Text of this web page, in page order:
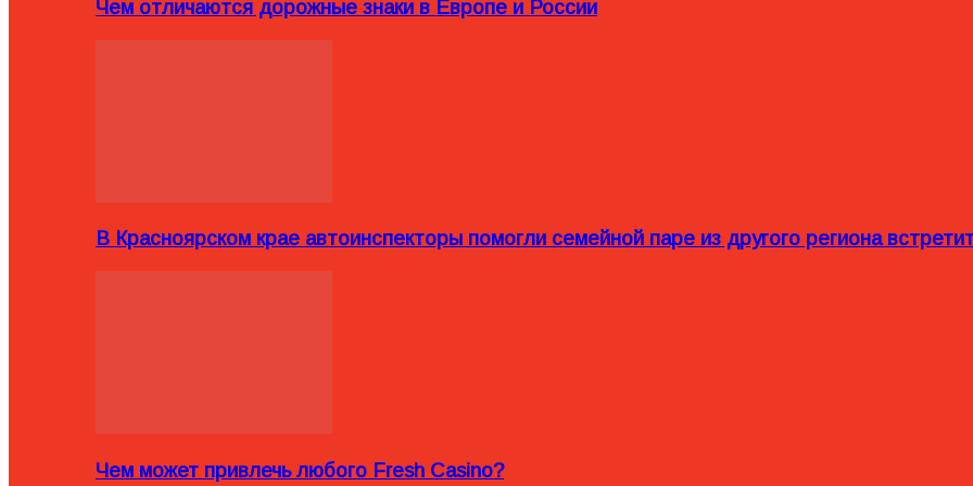
Чем отличаются дорожные знаки в Европе и России
В Красноярском крае автоинспекторы помогли семейной паре из другого региона
Чем может привлечь любого Fresh Casino?